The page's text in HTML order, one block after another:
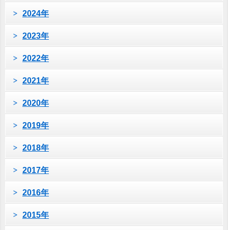
2024年
2023年
2022年
2021年
2020年
2019年
2018年
2017年
2016年
2015年